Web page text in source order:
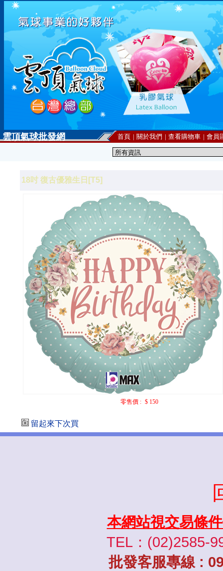
雲頂氣球批發網 首頁 | 關於我們 | 查看購物車 | 會員
18吋 復古優雅生日[T5]
零售價 : $ 150
留起來下次買
本網站視交易條
TEL：(02)2585-
批發客服專線 :